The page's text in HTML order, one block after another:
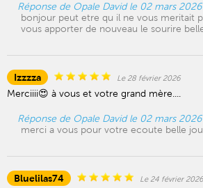
Réponse de Opale David le 02 mars 2026
bonjour peut etre qu il ne vous meritait
vous apporter de nouveau le sourire
Izzzza Le 28 février 2026
Merciiii😍 à vous et votre grand mère....
Réponse de Opale David le 02 mars 2026
merci a vous pour votre ecoute belle
Bluelilas74 Le 24 février 2026